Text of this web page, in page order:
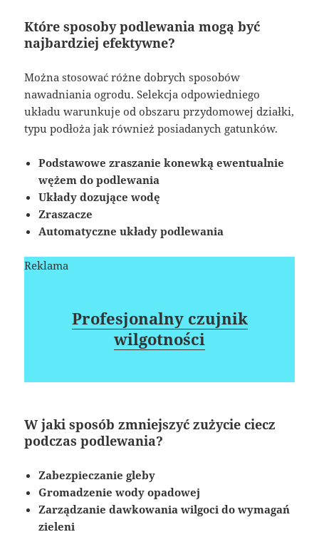
Które sposoby podlewania mogą być
najbardziej efektywne?
Można stosować różne dobrych sposobów
nawadniania ogrodu. Selekcja odpowiedniego
układu warunkuje od obszaru przydomowej działki,
typu podłoża jak również posiadanych gatunków.
Podstawowe zraszanie konewką ewentualnie
wężem do podlewania
Układy dozujące wodę
Zraszacze
Automatyczne układy podlewania
Reklama
Profesjonalny czujnik
wilgotności
W jaki sposób zmniejszyć zużycie ciecz
podczas podlewania?
Zabezpieczanie gleby
Gromadzenie wody opadowej
Zarządzanie dawkowania wilgoci do wymagań
zieleni